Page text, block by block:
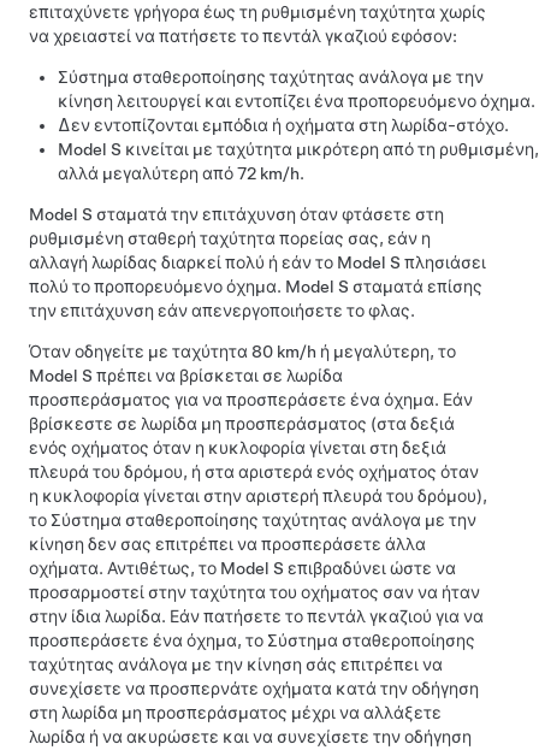
επιταχύνετε γρήγορα έως τη ρυθμισμένη ταχύτητα χωρίς
να χρειαστεί να πατήσετε το πεντάλ γκαζιού εφόσον:
Σύστημα σταθεροποίησης ταχύτητας ανάλογα με την
κίνηση λειτουργεί και εντοπίζει ένα προπορευόμενο όχημα.
Δεν εντοπίζονται εμπόδια ή οχήματα στη λωρίδα-στόχο.
Model S κινείται με ταχύτητα μικρότερη από τη ρυθμισμένη,
αλλά μεγαλύτερη από72 km/h.
Model S σταματά την επιτάχυνση όταν φτάσετε στη
ρυθμισμένη σταθερή ταχύτητα πορείας σας, εάν η
αλλαγή λωρίδας διαρκεί πολύ ή εάν το Model S πλησιάσει
πολύ το προπορευόμενο όχημα. Model S σταματά επίσης
την επιτάχυνση εάν απενεργοποιήσετε το φλας.
Όταν οδηγείτε με ταχύτητα 80 km/h ή μεγαλύτερη, το
Model S πρέπει να βρίσκεται σε λωρίδα
προσπεράσματος για να προσπεράσετε ένα όχημα. Εάν
βρίσκεστε σε λωρίδα μη προσπεράσματος (στα δεξιά
ενός οχήματος όταν η κυκλοφορία γίνεται στη δεξιά
πλευρά του δρόμου, ή στα αριστερά ενός οχήματος όταν
η κυκλοφορία γίνεται στην αριστερή πλευρά του δρόμου),
το Σύστημα σταθεροποίησης ταχύτητας ανάλογα με την
κίνηση δεν σας επιτρέπει να προσπεράσετε άλλα
οχήματα. Αντιθέτως, το Model S επιβραδύνει ώστε να
προσαρμοστεί στην ταχύτητα του οχήματος σαν να ήταν
στην ίδια λωρίδα. Εάν πατήσετε το πεντάλ γκαζιού για να
προσπεράσετε ένα όχημα, το Σύστημα σταθεροποίησης
ταχύτητας ανάλογα με την κίνηση σάς επιτρέπει να
συνεχίσετε να προσπερνάτε οχήματα κατά την οδήγηση
στη λωρίδα μη προσπεράσματος μέχρι να αλλάξετε
λωρίδα ή να ακυρώσετε και να συνεχίσετε την οδήγηση